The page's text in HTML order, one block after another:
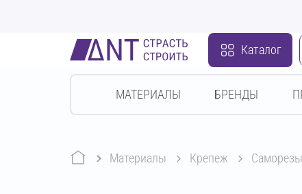
Каталог
МАТЕРИАЛЫ БРЕНДЫ
Материалы крепеж